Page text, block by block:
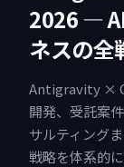
2026 —
ネスの全
Antigravity ×
開発、受託案
サルティング
戦略を体系的